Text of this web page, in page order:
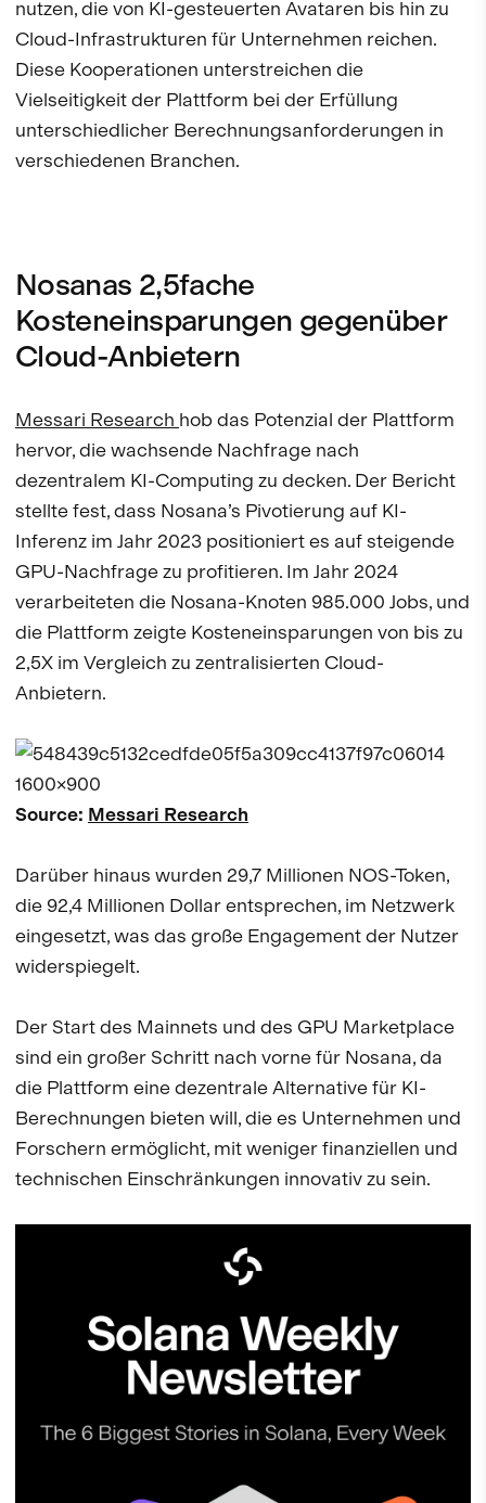
nutzen, die von KI-gesteuerten Avataren bis hin zu
Cloud-Infrastrukturen für Unternehmen reichen.
Diese Kooperationen unterstreichen die
Vielseitigkeit der Plattform bei der Erfüllung
unterschiedlicher Berechnungsanforderungen in
verschiedenen Branchen.
Nosanas 2,5fache
Kosteneinsparungen gegenüber
Cloud-Anbietern
Messari Research hob das Potenzial der Plattform
hervor, die wachsende Nachfrage nach
dezentralem KI-Computing zu decken. Der Bericht
stellte fest, dass Nosana’s Pivotierung auf KI-
Inferenz im Jahr 2023 positioniert es auf steigende
GPU-Nachfrage zu profitieren. Im Jahr 2024
verarbeiteten die Nosana-Knoten 985.000 Jobs, und
die Plattform zeigte Kosteneinsparungen von bis zu
2,5X im Vergleich zu zentralisierten Cloud-
Anbietern.
Source: Messari Research
Darüber hinaus wurden 29,7 Millionen NOS-Token,
die 92,4 Millionen Dollar entsprechen, im Netzwerk
eingesetzt, was das große Engagement der Nutzer
widerspiegelt.
Der Start des Mainnets und des GPU Marketplace
sind ein großer Schritt nach vorne für Nosana, da
die Plattform eine dezentrale Alternative für KI-
Berechnungen bieten will, die es Unternehmen und
Forschern ermöglicht, mit weniger finanziellen und
technischen Einschränkungen innovativ zu sein.